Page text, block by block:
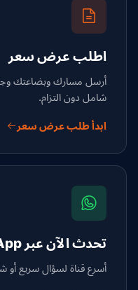
اطلب عرض سعر
أرسل مسارك وبضاعتك
شامل دون التزام.
ابدأ طلب عرض سعر
تحدث الآن عبر WhatsApp
أسرع قناة لسؤال سريع أو